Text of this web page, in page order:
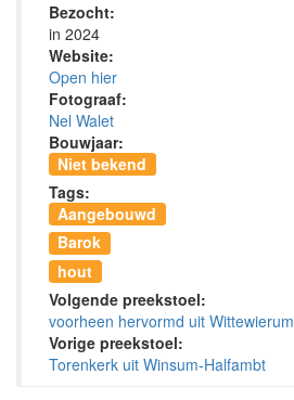
Bezocht:
in 2024
Website:
Open hier
Fotograaf:
Nel Walet
Bouwjaar:
Niet bekend
Tags:
Aangebouwd
Barok
hout
Volgende preekstoel:
voorheen hervormd uit Wittewierum
Vorige preekstoel:
Torenkerk uit Winsum-Halfambt